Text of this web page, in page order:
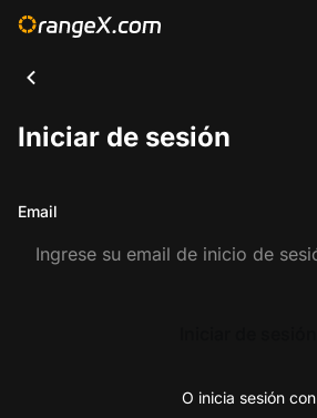
Iniciar de sesión
Email
O inicia sesión con